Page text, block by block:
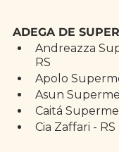
ADEGA DE
Andreazza
RS
Apolo
Asun
Caitá
Cia Zaffari - RS